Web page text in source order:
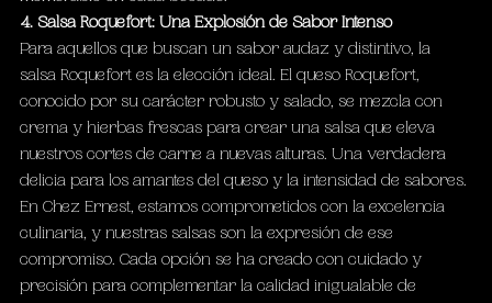
4. Salsa Roquefort: Una Explosión de Sabor Intenso
Para aquellos que buscan un sabor audaz y distintivo, la
salsa Roquefort es la elección ideal. El queso Roquefort,
conocido por su carácter robusto y salado, se mezcla con
crema y hierbas frescas para crear una salsa que eleva
nuestros cortes de carne a nuevas alturas. Una verdadera
delicia para los amantes del queso y la intensidad de sabores.
En Chez Ernest, estamos comprometidos con la excelencia
culinaria, y nuestras salsas son la expresión de ese
compromiso. Cada opción se ha creado con cuidado y
precisión para complementar la calidad inigualable de